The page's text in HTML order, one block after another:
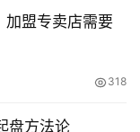
拥有所有权，不
侵权/违法违规的内
报，一经查实，
加盟专卖店需要
318
盘方法论